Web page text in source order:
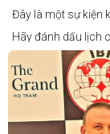
Đây là một sự kiện
Hãy đánh dấu lịch
Thông tin cập